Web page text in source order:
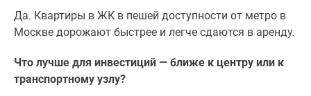
Да. Квартиры в ЖК в пешей доступности от метро в
Москве дорожают быстрее и легче сдаются в аренду.
Что лучше для инвестиций — ближе к центру или к
транспортному узлу?